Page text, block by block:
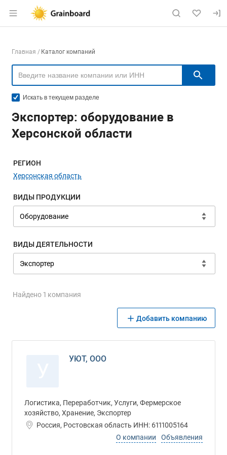
Раздел навигации по сайту
Навигация по компаниям
Главная Каталог компаний
Искать в текущем разделе
Экспортер: оборудование в
Херсонской области
Меню навигации
РЕГИОН
Херсонская область
ВИДЫ ПРОДУКЦИИ
ВИДЫ ДЕЯТЕЛЬНОСТИ
Найдено 1 компания
Добавить компанию
УЮТ, ООО
Логистика, Переработчик, Услуги, Фермерское
хозяйство, Хранение, Экспортер
Россия, Ростовская область ИНН: 6111005164
О компании
Объявления